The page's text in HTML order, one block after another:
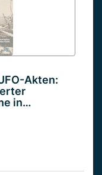
Akten:
in…